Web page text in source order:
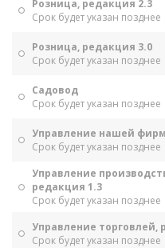
Розница, редакция 2.3
Срок будет указан позднее
Розница, редакция 3.0
Срок будет указан позднее
Садовод
Срок будет указан позднее
Управление нашей
Срок будет указан позднее
Управление
редакция 1.3
Срок будет указан позднее
Управление торговлей,
Срок будет указан позднее